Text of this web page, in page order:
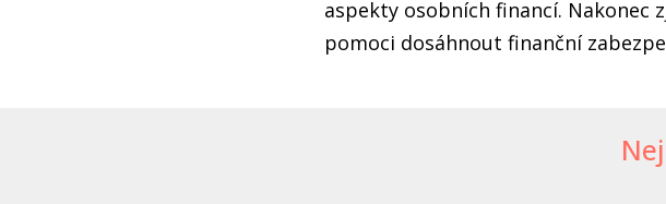
aspekty osobních financí. Nakonec
pomoci dosáhnout finanční